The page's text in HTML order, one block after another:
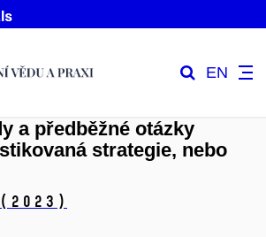
EN
a předběžné otázky
strategie, nebo
(2023)